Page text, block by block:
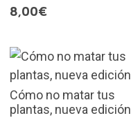
8,00€
Cómo no matar tus
plantas, nueva edición